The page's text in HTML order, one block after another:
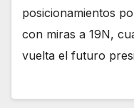
posicionamientos
con miras a 19N,
vuelta el futuro